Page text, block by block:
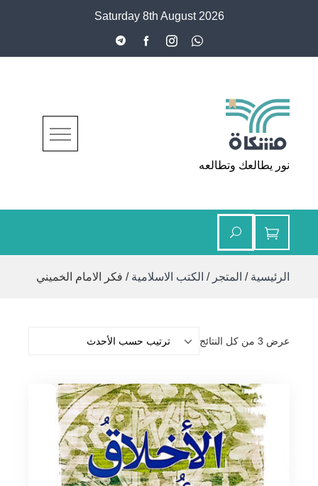
Saturday 8th August 2026
مشكاة
نور يطالعك وتطالعه
الرئيسية / المتجر / الكتب الاسلامية / فكر الامام الخميني
عرض ⁦3⁩ من كل النتائج
تم
الأحدث